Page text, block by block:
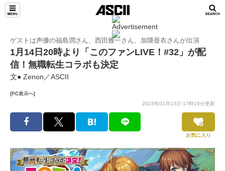
ゲストは声優の福島潤さん、西田雅一さん、加隈亜衣さんが出演
1月14日20時より「このファンLIVE！#32」が配
信！無職転生コラボも決定
文● Zenon／ASCII
[PC表示へ]
2023年01月13日 17時10分更新
お気に入り